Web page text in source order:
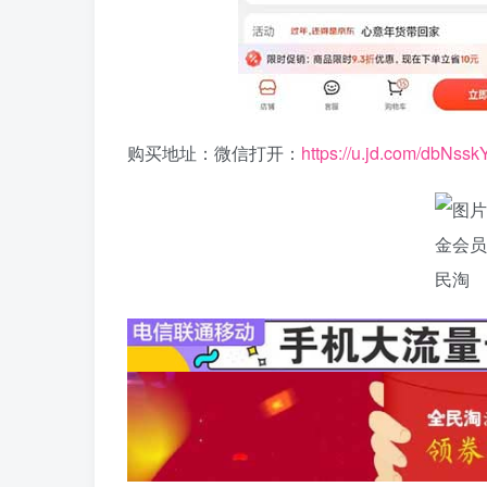
购买地址：微信打开： https://u.jd.com/